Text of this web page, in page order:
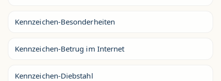
Kennzeichen-Besonderheiten
Kennzeichen-Betrug im Internet
Kennzeichen-Diebstahl